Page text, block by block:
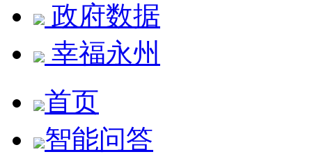
政府数据
幸福永州
首页
智能问答